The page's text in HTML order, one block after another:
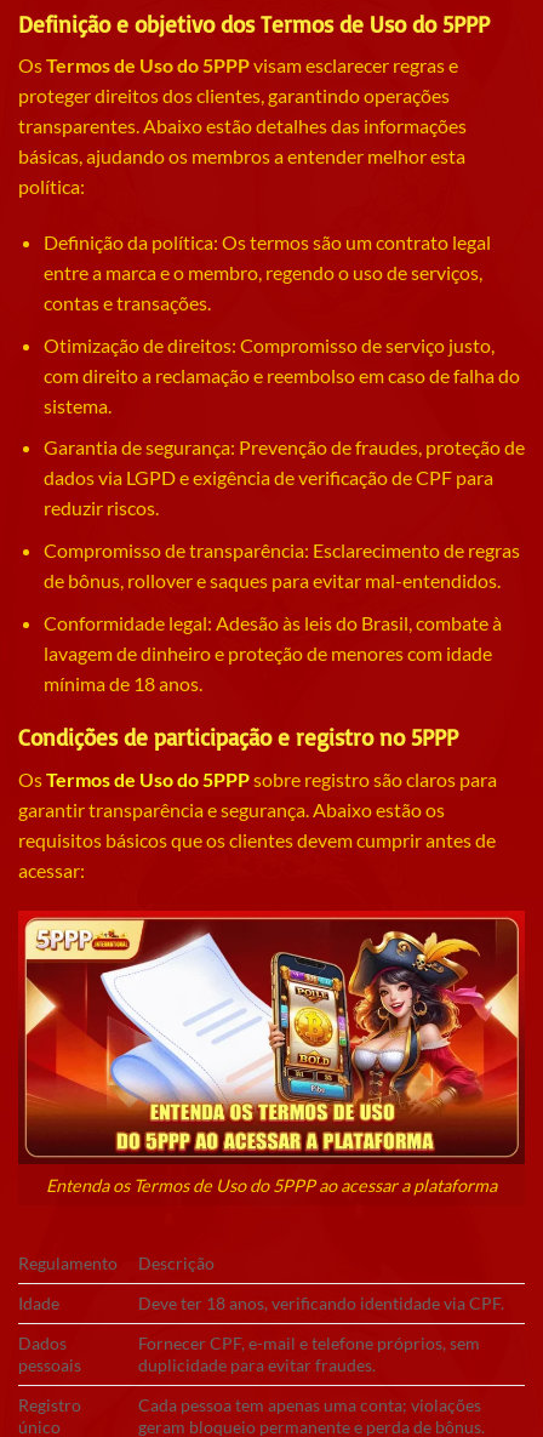
Definição e objetivo dos Termos de Uso do 5PPP
OsTermos de Uso do 5PPPvisam esclarecer regras e
proteger direitos dos clientes, garantindo operações
transparentes. Abaixo estão detalhes das informações
básicas, ajudando os membros a entender melhor esta
política:
Definição da política: Os termos são um contrato legal
entre a marca e o membro, regendo o uso de serviços,
contas e transações.
Otimização de direitos: Compromisso de serviço justo,
com direito a reclamação e reembolso em caso de falha do
sistema.
Garantia de segurança: Prevenção de fraudes, proteção de
dados via LGPD e exigência de verificação de CPF para
reduzir riscos.
Compromisso de transparência: Esclarecimento de regras
de bônus, rollover e saques para evitar mal-entendidos.
Conformidade legal: Adesão às leis do Brasil, combate à
lavagem de dinheiro e proteção de menores com idade
mínima de 18 anos.
Condições de participação e registro no 5PPP
OsTermos de Uso do 5PPPsobre registro são claros para
garantir transparência e segurança. Abaixo estão os
requisitos básicos que os clientes devem cumprir antes de
acessar:
Entenda os Termos de Uso do 5PPP ao acessar a plataforma
Regulamento
Descrição
Idade
Deve ter 18 anos, verificando identidade via CPF.
Dados
pessoais
Fornecer CPF, e-mail e telefone próprios, sem
duplicidade para evitar fraudes.
Registro
único
Cada pessoa tem apenas uma conta; violações
geram bloqueio permanente e perda de bônus.